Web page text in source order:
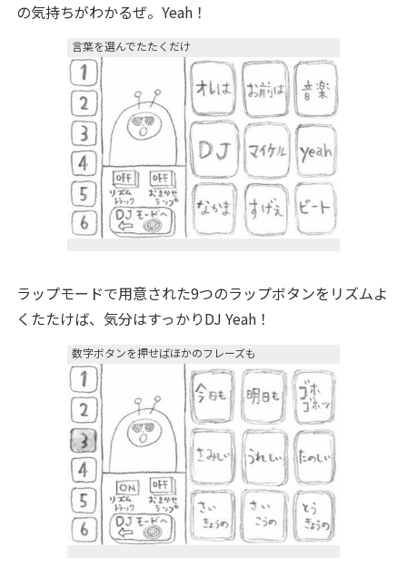
の気持ちがわかるぜ。Yeah！
言葉を選んでたたくだけ
ラップモードで用意された9つのラップボタンをリズムよ
くたたけば、気分はすっかりDJ Yeah！
数字ボタンを押せばほかのフレーズも